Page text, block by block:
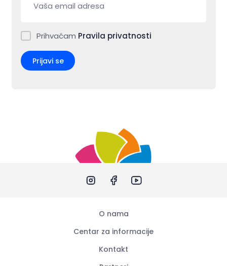
Prihvaćam Pravila privatnosti
Prijavi se
O nama
Centar za informacije
Kontakt